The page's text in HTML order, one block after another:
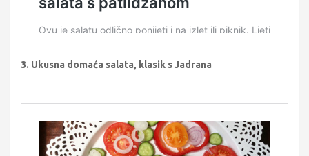
3. Ukusna domaća salata, klasik s Jadrana